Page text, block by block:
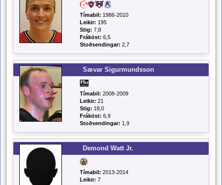
Tímabil: 1986-2010
Leikir: 195
Stig: 7,8
Fráköst: 6,5
Stoðsendingar: 2,7
Sævar Sigurmundsson
Tímabil: 2008-2009
Leikir: 21
Stig: 18,0
Fráköst: 6,9
Stoðsendingar: 1,9
Demond Watt Jr.
Tímabil: 2013-2014
Leikir: 7